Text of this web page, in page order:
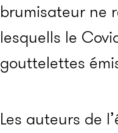
brumisateur ne
lesquells le
gouttelettes
Les auteurs de